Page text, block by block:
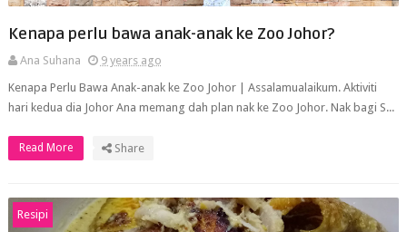
Kenapa perlu bawa anak-anak ke Zoo Johor?
Ana Suhana
9 years ago
Kenapa Perlu Bawa Anak-anak ke Zoo Johor | Assalamualaikum. Aktiviti
hari kedua dia Johor Ana memang dah plan nak ke Zoo Johor. Nak bagi S...
Read More Share
Resipi